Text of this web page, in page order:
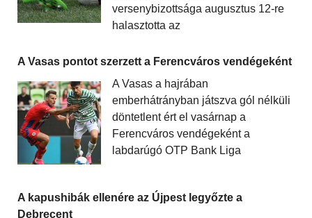
versenybizottsága augusztus 12-re
halasztotta az
A Vasas pontot szerzett a Ferencváros vendégeként
A Vasas a hajrában
emberhátrányban játszva gól nélküli
döntetlent ért el vasárnap a
Ferencváros vendégeként a
labdarúgó OTP Bank Liga
A kapushibák ellenére az Újpest legyőzte a
Debrecent